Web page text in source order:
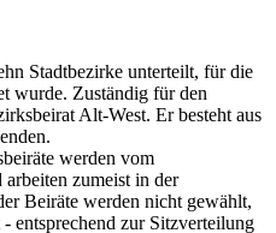
Stadtbezirke unterteilt, für die
wurde. Zuständig für den
Alt-West. Er besteht aus
werden vom
zumeist in der
Beiräte werden nicht gewählt,
entsprechend zur Sitzverteilung